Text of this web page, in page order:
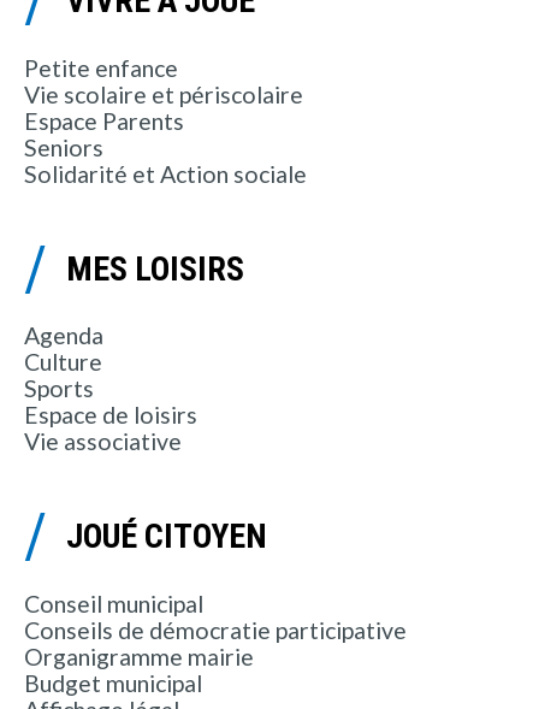
Petite enfance
Vie scolaire et périscolaire
Espace Parents
Seniors
Solidarité et Action sociale
MES LOISIRS
Agenda
Culture
Sports
Espace de loisirs
Vie associative
JOUÉ CITOYEN
Conseil municipal
Conseils de démocratie participative
Organigramme mairie
Budget municipal